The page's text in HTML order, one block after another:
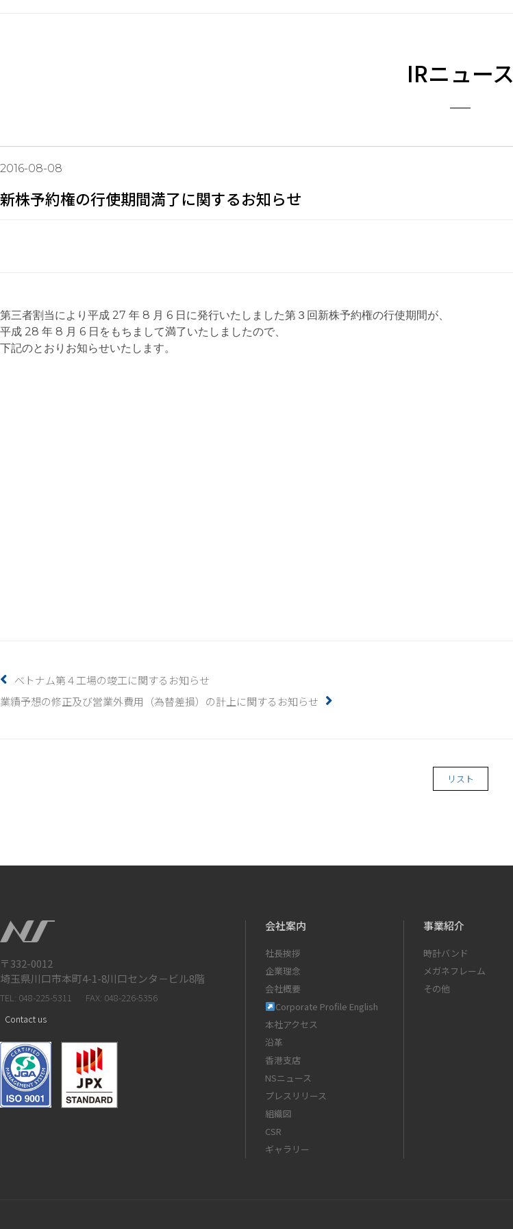
IRニュース
2016-08-08
新株予約権の行使期間満了に関するお知らせ
第三者割当により平成 27 年 8 月 6 日に発行いたしました第３回新株予約権の行使期間が、
平成 28 年 8 月 6 日をもちまして満了いたしましたので、
下記のとおりお知らせいたします。
ベトナム第４工場の竣工に関するお知らせ
業績予想の修正及び営業外費用（為替差損）の計上に関するお知らせ
リスト
〒332-0012
埼玉県川口市本町4-1-8川口センタ－ビル8階
TEL: 048-225-5311
FAX: 048-226-5356
Contact us
会社案内
社長挨拶
企業理念
会社概要
Corporate Profile English
本社アクセス
沿革
香港支店
NSニュース
プレスリリース
組織図
CSR
ギャラリー
事業紹介
時計バンド
メガネフレーム
その他